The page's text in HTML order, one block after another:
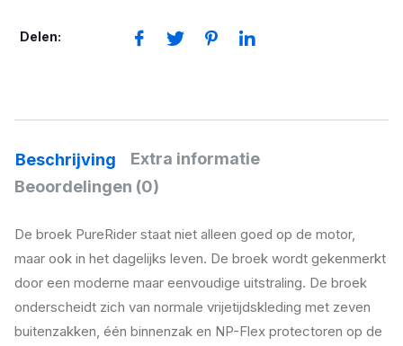
Delen:
Beschrijving
Extra informatie
Beoordelingen (0)
De broek PureRider staat niet alleen goed op de motor,
maar ook in het dagelijks leven. De broek wordt gekenmerkt
door een moderne maar eenvoudige uitstraling. De broek
onderscheidt zich van normale vrijetijdskleding met zeven
buitenzakken, één binnenzak en NP-Flex protectoren op de